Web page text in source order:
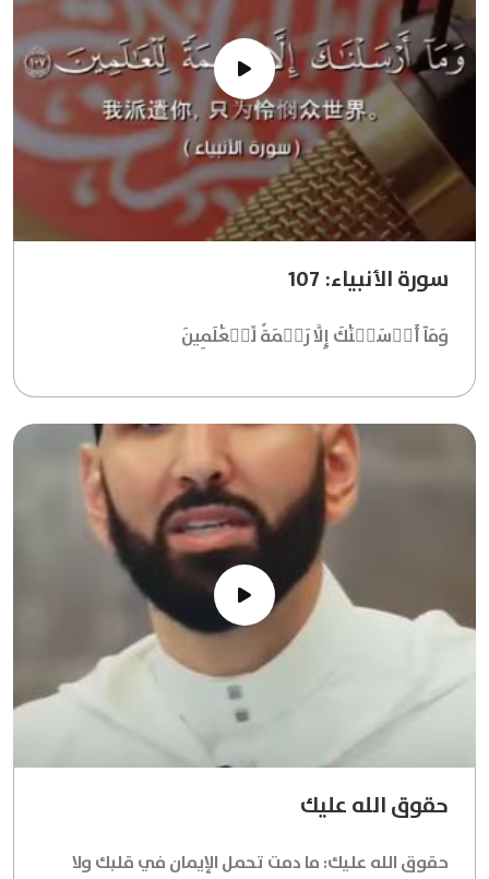
سورة الأنبياء: 107
وَمَآ أَرۡسَلۡنَٰكَ إِلَّا رَحۡمَةٗ لِّلۡعَٰلَمِينَ
حقوق الله عليك
حقوق الله عليك: ما دمت تحمل الإيمان في قلبك ولا